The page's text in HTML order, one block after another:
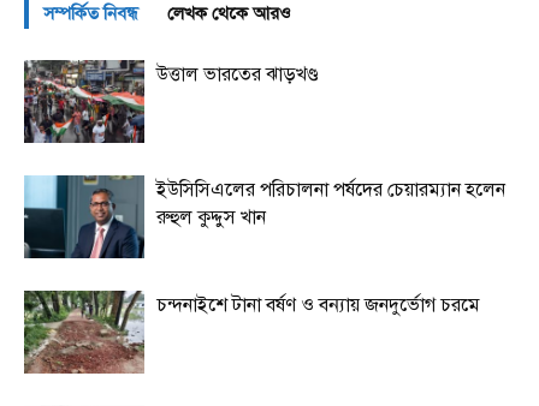
সম্পর্কিত নিবন্ধ লেখক থেকে আরও
উত্তাল ভারতের ঝাড়খণ্ড
ইউসিসিএলের পরিচালনা পর্ষদের চেয়ারম্যান হলেন
রুহুল কুদ্দুস খান
চন্দনাইশে টানা বর্ষণ ও বন্যায় জনদুর্ভোগ চরমে